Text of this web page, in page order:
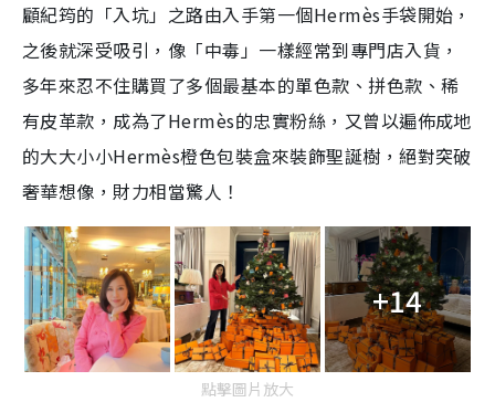
顧紀筠的「入坑」之路由入手第一個Hermès手袋開始，
之後就深受吸引，像「中毒」一樣經常到專門店入貨，
多年來忍不住購買了多個最基本的單色款、拼色款、稀
有皮革款，成為了Hermès的忠實粉絲，又曾以遍佈成地
的大大小小Hermès橙色包裝盒來裝飾聖誕樹，絕對突破
奢華想像，財力相當驚人！
+14
點擊圖片放大